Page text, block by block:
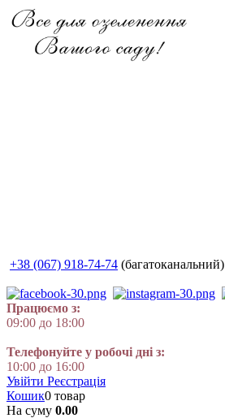
+38 (067) 918-74-74 (багатоканальний)
Працюємо з:
09:00 до 18:00
Телефонуйте у робочі дні з:
10:00 до 16:00
Увійти Реєстрація
Кошик0 товар
На суму 0.00